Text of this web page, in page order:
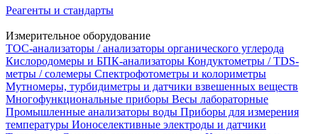
Реагенты и стандарты
Измерительное оборудование
TOC-анализаторы / анализаторы органического углерода
Кислородомеры и БПК-анализаторы Кондуктометры / TDS-
метры / солемеры Спектрофотометры и колориметры
Мутномеры, турбидиметры и датчики взвешенных веществ
Многофункциональные приборы Весы лабораторные
Промышленные анализаторы воды Приборы для измерения
температуры Ионоселективные электроды и датчики